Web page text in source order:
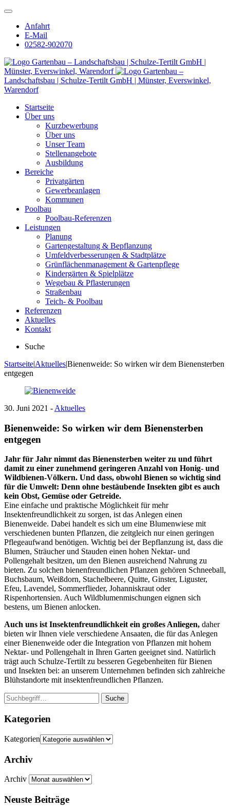
Anfahrt
E-Mail
02582-902070
Gartenbau – Landschaftsbau | Schulze-Tertilt GmbH |
Münster, Everswinkel, Warendorf
Gartenbau –
Landschaftsbau | Schulze-Tertilt GmbH | Münster, Everswinkel,
Warendorf
Startseite
Über uns
Kurzbewerbung
Über uns
Unser Team
Stellenangebote
Ausbildung
Bereiche
Privatgärten
Gewerbeanlagen
Kommunen
Poolbau
Poolbau-Referenzen
Leistungen
Planung
Gartengestaltung & Bepflanzung
Umfeldverbesserungen & Stadtplätze
Grünflächenmanagement & Gartenpflege
Kindergärten & Spielplätze
Wegebau & Pflasterungen
Straßenbau
Teich- & Poolbau
Referenzen
Aktuelles
Kontakt
Suche
Startseite|Aktuelles|Bienenweide: So wirken wir dem Bienensterben
entgegen
30. Juni 2021 - Aktuelles
Bienenweide: So wirken wir dem Bienensterben
entgegen
Jahr für Jahr nimmt das Bienensterben weiter zu und führt
damit zu einer zunehmend geringeren Anzahl von Honig- und
Wildbienen-Völkern. Und dass, obwohl Bienen so wichtig sind
für die Umwelt: Denn ohne bestäubende Insekten gibt es auch
kein Obst, Gemüse oder Getreide.
Eine einfache und praktische Möglichkeit für mehr
Insektenfreundlichkeit zu sorgen, ist das Anlegen einen
Bienenweide. Dabei handelt es sich um eine Blumenwiese mit
verschiedenen bunten Pflanzen, die zeitgleich nur einen geringen
Pflegeaufwand benötigen. Wichtig bei der Bepflanzung ist, dass die
Blumen, Sträucher und Stauden einen hohen Nektar- und
Pollengehalt besitzen, um den Bienen ausreichend Nahrung zu
bieten. Zu solchen bienenfreundlichen Pflanzen gehören Schneeball,
Buchsbaum, Weißdorn, Stachelbeere, Quitte, Ginster, Liguster,
Efeu, Lavendel, Sommerflieder, Johanniskraut oder
Rispenhortensien. Auch Wildblumenmischungen eignen sich
bestens, um Bienen anlocken.
Auch uns ist Insektenfreundlichkeit ein großes Anliegen, daher
bieten wir Ihnen viele verschiedene Ansaaten, die für das Anlegen
einer Bienenweide oder die Integration von Pflanzen mit hohem
Nektar- und Pollengehalt in Ihren Garten geeignet sind. Natürlich
trägt auch Schulze-Tertilt zu besseren Gegebenheiten für Bienen
und Insekten bei: an unserem Unternehmen befinden sich zahlreiche
Blühstandorte mit insektenfreundlichen Pflanzen.
Suche
Kategorien
Kategorien
Archiv
Archiv
Neuste Beiträge